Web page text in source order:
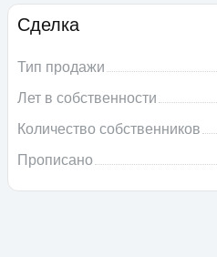
Сделка
Тип продажи
Лет в собственности
Количество собственников
Прописано